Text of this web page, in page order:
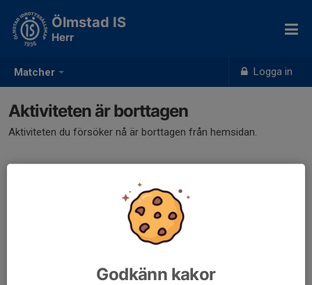
Matcher Logga in
Ölmstad IS
Herr
Aktiviteten är borttagen
Aktiviteten du försöker nå är borttagen från hemsidan.
Godkänn kakor